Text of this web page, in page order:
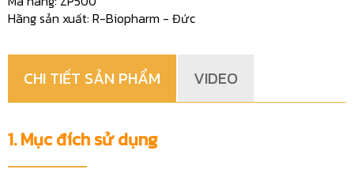
Hãng sản xuất: R-Biopharm - Đức
CHI TIẾT SẢN PHẨM VIDEO
1. Mục đích sử dụng